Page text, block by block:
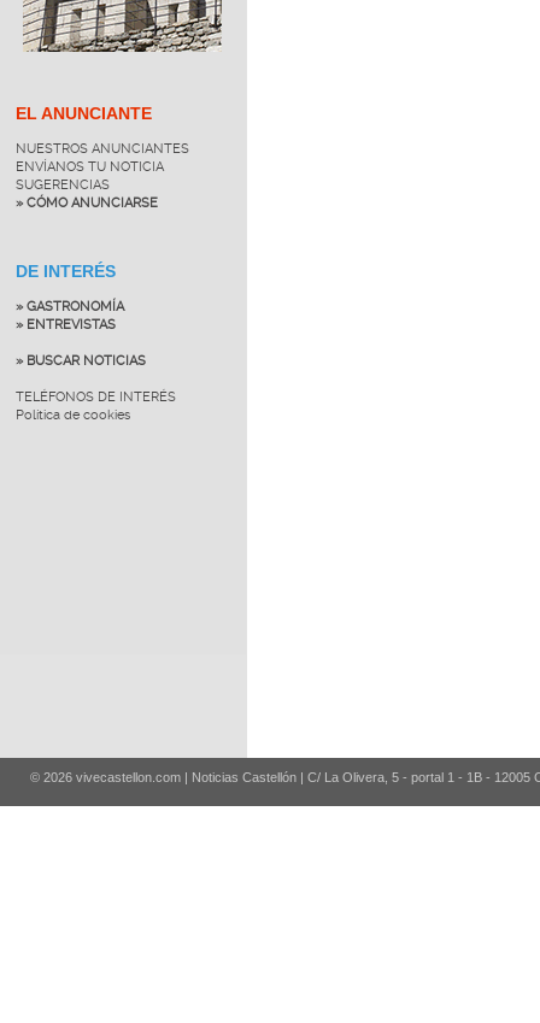
EL ANUNCIANTE
NUESTROS ANUNCIANTES
ENVÍANOS TU NOTICIA
SUGERENCIAS
» CÓMO ANUNCIARSE
DE INTERÉS
» GASTRONOMÍA
» ENTREVISTAS
» BUSCAR NOTICIAS
TELÉFONOS DE INTERÉS
Política de cookies
© 2026 vivecastellon.com | Noticias Castellón | C/ La Olivera, 5 - portal 1 - 1B - 12005